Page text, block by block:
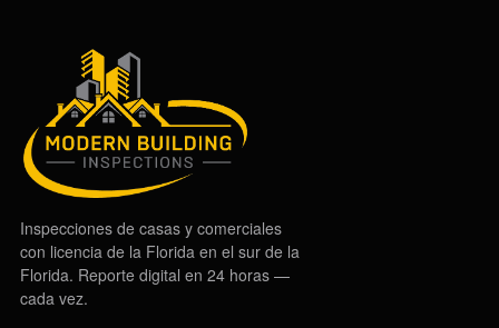
Inspecciones de casas y comerciales
con licencia de la Florida en el sur de la
Florida. Reporte digital en 24 horas —
cada vez.